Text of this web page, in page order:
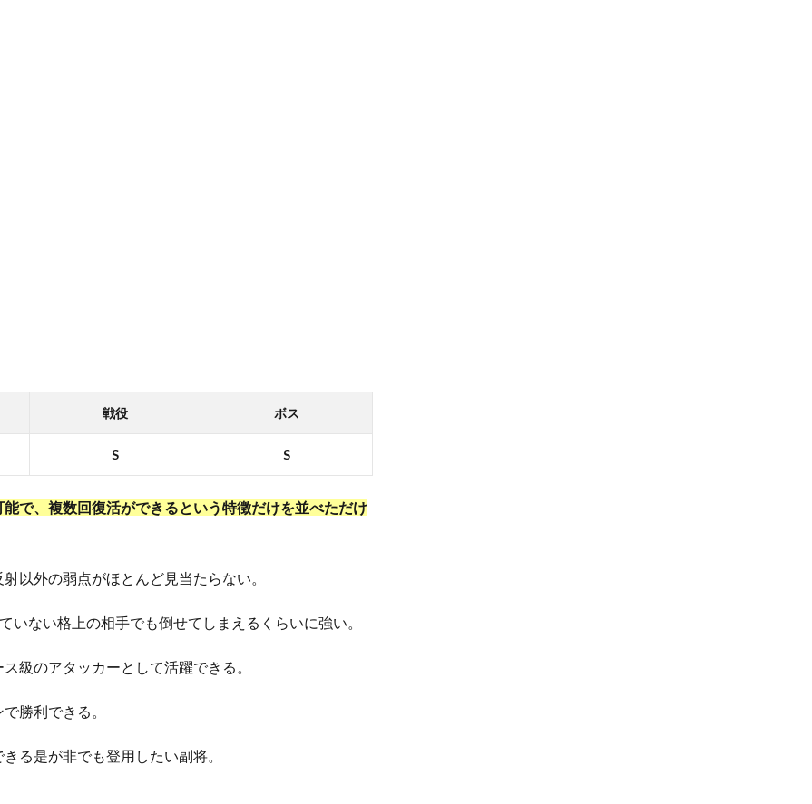
戦役 ボス
S S
で、複数回復活ができるという特徴だけを並べただけ
以外の弱点がほとんど見当たらない。
ない格上の相手でも倒せてしまえるくらいに強い。
級のアタッカーとして活躍できる。
勝利できる。
る是が非でも登用したい副将。